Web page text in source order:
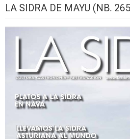
2026
2026
2026
2026
LA SIDRA DE MAYU (NB.